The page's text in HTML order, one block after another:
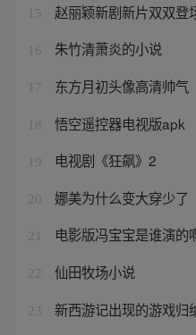
15 赵丽颖新剧新片双双登
16 朱竹清萧炎的小说
17 东方月初头像高清帅气
18 悟空遥控器电视版apk
19 电视剧《狂飙》2
20 娜美为什么变大穿少了
21 电影版冯宝宝是谁演的
22 仙田牧场小说
23 新西游记出现的游戏归